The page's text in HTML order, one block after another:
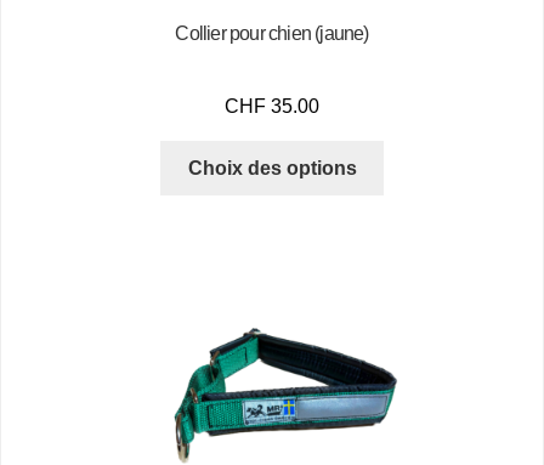
Collier pour chien (jaune)
CHF 35.00
Choix des options